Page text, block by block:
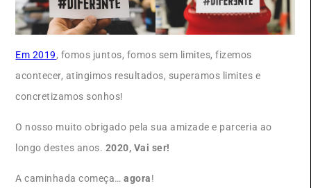
Em 2019, fomos juntos, fomos sem limites, fizemos
acontecer, atingimos resultados, superamos limites e
concretizamos sonhos!
O nosso muito obrigado pela sua amizade e parceria ao
longo destes anos. 2020, Vai ser!
A caminhada começa…agora!